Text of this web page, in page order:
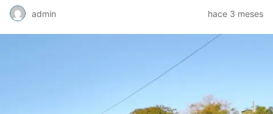
admin hace 3 meses